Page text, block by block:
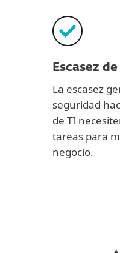
Escasez
La escasez
seguridad
de TI
tareas para
negocio.